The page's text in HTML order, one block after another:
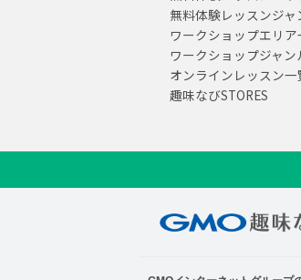
無料体験レッスンジャ
ワークショップエリア
ワークショップジャン
オンラインレッスン一
趣味なびSTORES